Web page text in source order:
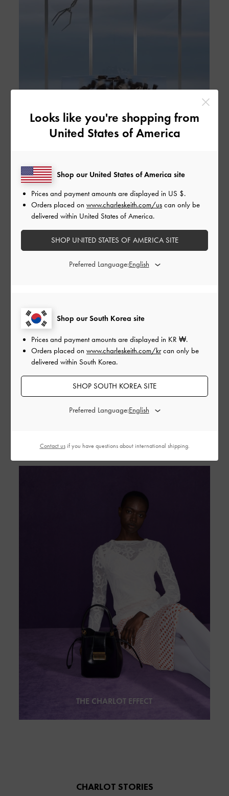
THE CHARLOT EFFECT
CHARLOT STORIES
Looks like you're shopping from
United States of America
Shop our South Korea site
Prices and payment amounts are displayed in KR ₩.
Orders placed on www.charleskeith.com/krcan only be
delivered within South Korea.
SHOP SOUTH KOREA SITE
Preferred Language:
Shop our United States of America site
Prices and payment amounts are displayed in US $.
Orders placed on www.charleskeith.com/us can only be
delivered within United States of America.
SHOP UNITED STATES OF AMERICA SITE
Preferred Language:
Contact usif you have questions about international shipping.